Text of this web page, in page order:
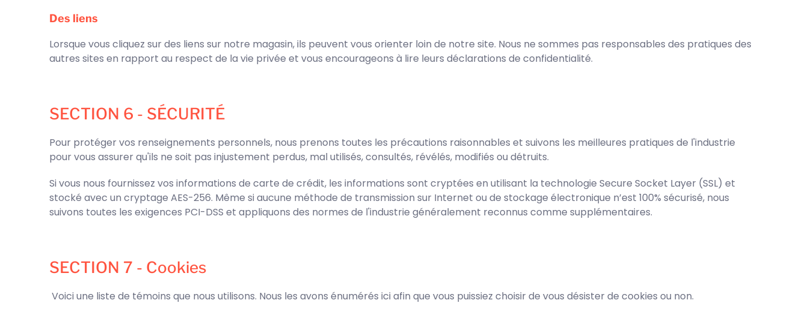
Des liens
Lorsque vous cliquez sur des liens sur notre magasin, ils peuvent vous orienter loin de notre site. Nous ne sommes pas responsables des pratiques des
autres sites en rapport au respect de la vie privée et vous encourageons à lire leurs déclarations de confidentialité.
SECTION 6 - SÉCURITÉ
Pour protéger vos renseignements personnels, nous prenons toutes les précautions raisonnables et suivons les meilleures pratiques de l'industrie
pour vous assurer qu'ils ne soit pas injustement perdus, mal utilisés, consultés, révélés, modifiés ou détruits.
Si vous nous fournissez vos informations de carte de crédit, les informations sont cryptées en utilisant la technologie Secure Socket Layer (SSL) et
stocké avec un cryptage AES-256. Même si aucune méthode de transmission sur Internet ou de stockage électronique n’est 100% sécurisé, nous
suivons toutes les exigences PCI-DSS et appliquons des normes de l'industrie généralement reconnus comme supplémentaires.
SECTION 7 - Cookies
Voici une liste de témoins que nous utilisons. Nous les avons énumérés ici afin que vous puissiez choisir de vous désister de cookies ou non.